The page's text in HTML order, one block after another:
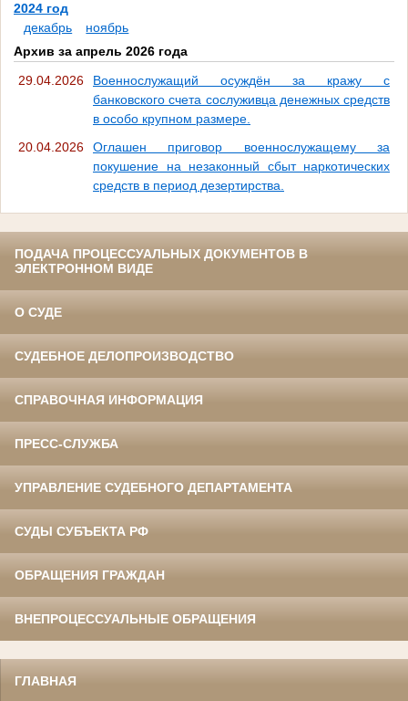
2024 год
декабрь
ноябрь
Архив за апрель 2026 года
29.04.2026
Военнослужащий осуждён за кражу с
банковского счета сослуживца денежных средств
в особо крупном размере.
20.04.2026
Оглашен приговор военнослужащему за
покушение на незаконный сбыт наркотических
средств в период дезертирства.
ПОДАЧА ПРОЦЕССУАЛЬНЫХ ДОКУМЕНТОВ В
ЭЛЕКТРОННОМ ВИДЕ
О СУДЕ
СУДЕБНОЕ ДЕЛОПРОИЗВОДСТВО
СПРАВОЧНАЯ ИНФОРМАЦИЯ
ПРЕСС-СЛУЖБА
УПРАВЛЕНИЕ СУДЕБНОГО ДЕПАРТАМЕНТА
СУДЫ СУБЪЕКТА РФ
ОБРАЩЕНИЯ ГРАЖДАН
ВНЕПРОЦЕССУАЛЬНЫЕ ОБРАЩЕНИЯ
ГЛАВНАЯ